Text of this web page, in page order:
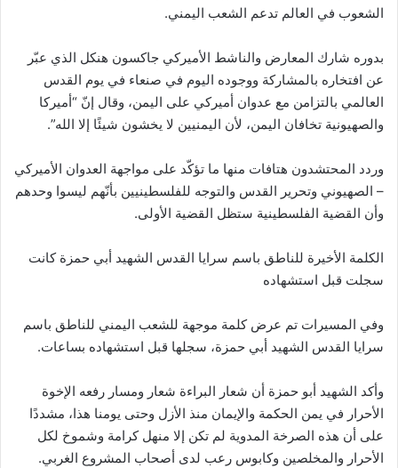
الشعوب في العالم تدعم الشعب اليمني.
بدوره شارك المعارض والناشط الأميركي جاكسون هنكل الذي عبّر
عن افتخاره بالمشاركة ووجوده اليوم في صنعاء في يوم القدس
العالمي بالتزامن مع عدوان أميركي على اليمن، وقال إنّ “أميركا
والصهيونية تخافان اليمن، لأن اليمنيين لا يخشون شيئًا إلا الله”.
وردد المحتشدون هتافات منها ما تؤكّد على مواجهة العدوان الأميركي
– الصهيوني وتحرير القدس والتوجه للفلسطينيين بأنّهم ليسوا وحدهم
وأن القضية الفلسطينية ستظل القضية الأولى.
الكلمة الأخيرة للناطق باسم سرايا القدس الشهيد أبي حمزة كانت
سجلت قبل استشهاده
وفي المسيرات تم عرض كلمة موجهة للشعب اليمني للناطق باسم
سرايا القدس الشهيد أبي حمزة، سجلها قبل استشهاده بساعات.
وأكد الشهيد أبو حمزة أن شعار البراءة شعار ومسار رفعه الإخوة
الأحرار في يمن الحكمة والإيمان منذ الأزل وحتى يومنا هذا، مشددًا
على أن هذه الصرخة المدوية لم تكن إلا منهل كرامة وشموخ لكل
الأحرار والمخلصين وكابوس رعب لدى أصحاب المشروع الغربي.